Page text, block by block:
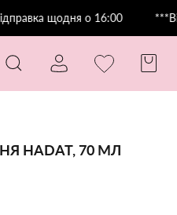
щодня о 16:00
HADAT, 70 МЛ